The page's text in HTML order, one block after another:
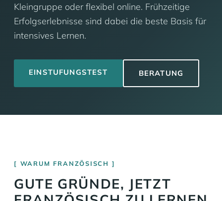
Kleingruppe oder flexibel online. Frühzeitige
Erfolgserlebnisse sind dabei die beste Basis für
intensives Lernen.
EINSTUFUNGSTEST BERATUNG
WARUM FRANZÖSISCH
GUTE GRÜNDE, JETZT